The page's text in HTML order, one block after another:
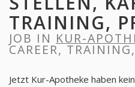
TRAINING,
JOB IN KUR-
CAREER,
Jetzt Kur-Apotheke haben